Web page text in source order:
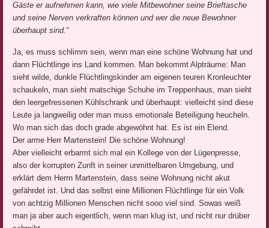
Gäste er aufnehmen kann, wie viele Mitbewohner seine Brieftasche
und seine Nerven verkraften können und wer die neue Bewohner
überhaupt sind.“
Ja, es muss schlimm sein, wenn man eine schöne Wohnung hat und
dann Flüchtlinge ins Land kommen. Man bekommt Alpträume: Man
sieht wilde, dunkle Flüchtlingskinder am eigenen teuren Kronleuchter
schaukeln, man sieht matschige Schuhe im Treppenhaus, man sieht
den leergefressenen Kühlschrank und überhaupt: vielleicht sind diese
Leute ja langweilig oder man muss emotionale Beteiligung heucheln.
Wo man sich das doch grade abgewöhnt hat. Es ist ein Elend.
Der arme Herr Martenstein! Die schöne Wohnung!
Aber vielleicht erbarmt sich mal ein Kollege von der Lügenpresse,
also der korrupten Zunft in seiner unmittelbaren Umgebung, und
erklärt dem Herrn Martenstein, dass seine Wohnung nicht akut
gefährdet ist. Und das selbst eine Millionen Flüchtlinge für ein Volk
von achtzig Millionen Menschen nicht sooo viel sind. Sowas weiß
man ja aber auch eigentlich, wenn man klug ist, und nicht nur drüber